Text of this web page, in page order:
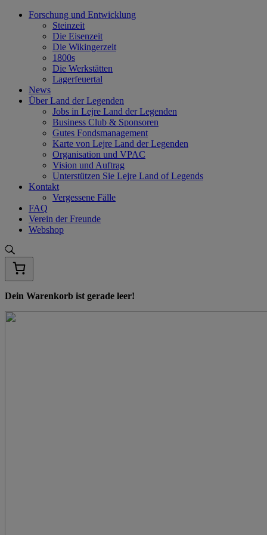
Skip
Forschung und Entwicklung
Steinzeit
Die Eisenzeit
Die Wikingerzeit
1800s
Die Werkstätten
Lagerfeuertal
News
Über Land der Legenden
Jobs in Lejre Land der Legenden
Business Club & Sponsoren
Gutes Fondsmanagement
Karte von Lejre Land der Legenden
Organisation und VPAC
Vision und Auftrag
Unterstützen Sie Lejre Land of Legends
Kontakt
Vergessene Fälle
FAQ
Verein der Freunde
Webshop
Dein Warenkorb ist gerade leer!